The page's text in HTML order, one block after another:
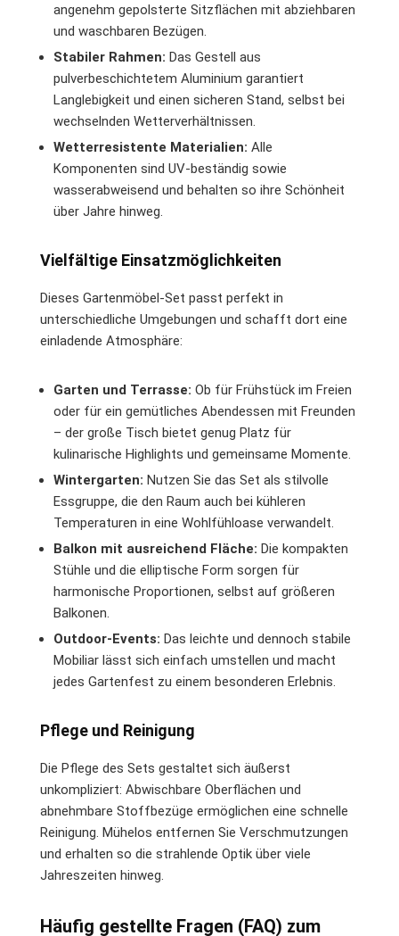
angenehm gepolsterte Sitzflächen mit abziehbaren
und waschbaren Bezügen.
Stabiler Rahmen: Das Gestell aus
pulverbeschichtetem Aluminium garantiert
Langlebigkeit und einen sicheren Stand, selbst bei
wechselnden Wetterverhältnissen.
Wetterresistente Materialien: Alle
Komponenten sind UV-beständig sowie
wasserabweisend und behalten so ihre Schönheit
über Jahre hinweg.
Vielfältige Einsatzmöglichkeiten
Dieses Gartenmöbel-Set passt perfekt in
unterschiedliche Umgebungen und schafft dort eine
einladende Atmosphäre:
Garten und Terrasse: Ob für Frühstück im Freien
oder für ein gemütliches Abendessen mit Freunden
– der große Tisch bietet genug Platz für
kulinarische Highlights und gemeinsame Momente.
Wintergarten: Nutzen Sie das Set als stilvolle
Essgruppe, die den Raum auch bei kühleren
Temperaturen in eine Wohlfühloase verwandelt.
Balkon mit ausreichend Fläche: Die kompakten
Stühle und die elliptische Form sorgen für
harmonische Proportionen, selbst auf größeren
Balkonen.
Outdoor-Events: Das leichte und dennoch stabile
Mobiliar lässt sich einfach umstellen und macht
jedes Gartenfest zu einem besonderen Erlebnis.
Pflege und Reinigung
Die Pflege des Sets gestaltet sich äußerst
unkompliziert: Abwischbare Oberflächen und
abnehmbare Stoffbezüge ermöglichen eine schnelle
Reinigung. Mühelos entfernen Sie Verschmutzungen
und erhalten so die strahlende Optik über viele
Jahreszeiten hinweg.
Häufig gestellte Fragen (FAQ) zum